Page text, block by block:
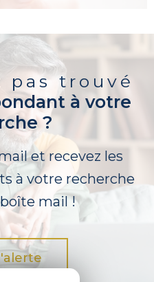
pas trouvé
à votre
?
et recevez les
à votre recherche
mail !